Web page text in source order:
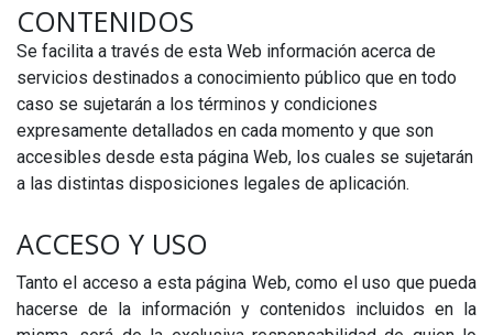
CONTENIDOS
Se facilita a través de esta Web información acerca de
servicios destinados a conocimiento público que en todo
caso se sujetarán a los términos y condiciones
expresamente detallados en cada momento y que son
accesibles desde esta página Web, los cuales se sujetarán
a las distintas disposiciones legales de aplicación.
ACCESO Y USO
Tanto el acceso a esta página Web, como el uso que pueda
hacerse de la información y contenidos incluidos en la